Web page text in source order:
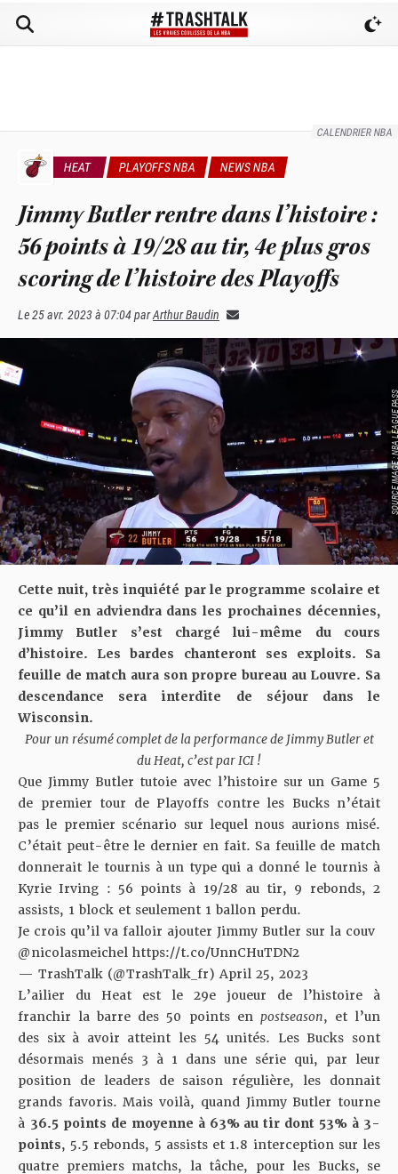
CALENDRIER NBA
HEAT PLAYOFFS NBA NEWS NBA
Jimmy Butler rentre dans l’histoire :
56 points à 19/28 au tir, 4e plus gros
scoring de l’histoire des Playoffs
Le25 avr. 2023 à 07:04parArthur Baudin
SOURCE
Cette nuit, très inquiété par le programme scolaire et
ce qu’il en adviendra dans les prochaines décennies,
Jimmy Butler s’est chargé lui-même du cours
d’histoire. Les bardes chanteront ses exploits. Sa
feuille de match aura son propre bureau au Louvre. Sa
descendance sera interdite de séjour dans le
Wisconsin.
Pour un résumé complet de la performance de Jimmy Butler et
du Heat, c’est parICI !
Que Jimmy Butler tutoie avec l’histoire sur un Game 5
de premier tour de Playoffs contre les Bucks n’était
pas le premier scénario sur lequel nous aurions misé.
C’était peut-être le dernier en fait. Sa feuille de match
donnerait le tournis à un type qui a donné le tournis à
Kyrie Irving : 56 points à 19/28 au tir, 9 rebonds, 2
assists, 1 block et seulement 1 ballon perdu.
Je crois qu’il va falloir ajouter Jimmy Butler sur la couv
@nicolasmeichel https://t.co/UnnCHuTDN2
— TrashTalk (@TrashTalk_fr)April 25, 2023
L’ailier du Heat est le 29e joueur de l’histoire à
franchir la barre des 50 points en postseason, et l’un
des six à avoir atteint les 54 unités. Les Bucks sont
désormais menés 3 à 1 dans une série qui, par leur
position de leaders de saison régulière, les donnait
grands favoris. Mais voilà, quand Jimmy Butler tourne
à 36.5 points de moyenne à 63% au tir dont 53% à 3-
points, 5.5 rebonds, 5 assists et 1.8 interception sur les
quatre premiers matchs, la tâche, pour les Bucks, se